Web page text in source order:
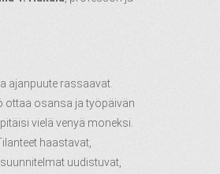
ajanpuute rassaavat.
ottaa osansa ja työpäivän
vielä venyä moneksi.
haastavat,
uudistuvat,